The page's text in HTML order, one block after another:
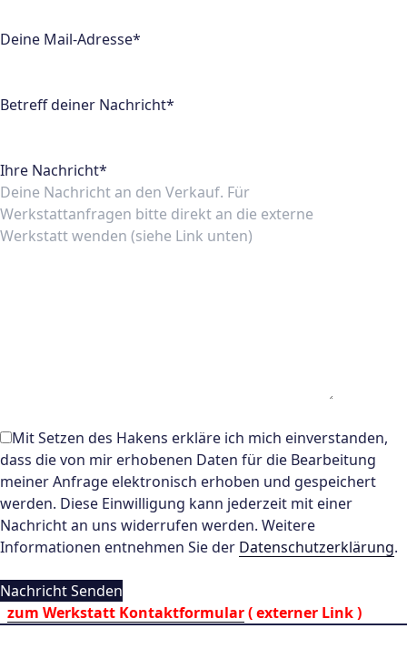
Deine Mail-Adresse*
Betreff deiner Nachricht*
Ihre Nachricht*
Mit Setzen des Hakens erkläre ich mich einverstanden,
dass die von mir erhobenen Daten für die Bearbeitung
meiner Anfrage elektronisch erhoben und gespeichert
werden. Diese Einwilligung kann jederzeit mit einer
Nachricht an uns widerrufen werden. Weitere
Informationen entnehmen Sie der Datenschutzerklärung.
zum Werkstatt Kontaktformular( externer Link )